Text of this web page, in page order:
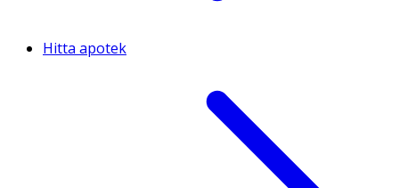
Hitta apotek